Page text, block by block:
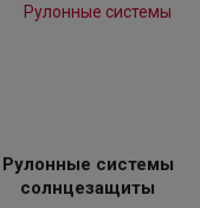
Рулонные системы
солнцезащиты